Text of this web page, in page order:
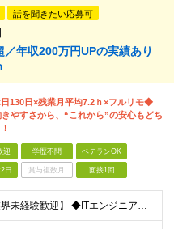
話を聞きたい応募可
年収200万円UPの実績あり
130日×残業月平均7.2ｈ×フルリモ◆
やすさから、“これから”の安心もどち
迎 学歴不問 ベテランOK
日 賞与複数月 面接1回
【学歴不問／業界未経験歓迎】 ◆ITエンジニアとしての実務経験がある方 （開発・インフラ・テスト・ヘルプデスクなどジャンル不問） ※ブランクがある方、独学から実務経験をお持ちの方も大歓迎。 ※使用言